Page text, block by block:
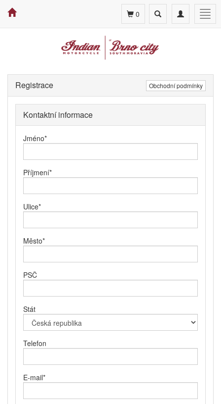
Toggle
navigation
Toggle
search
0
Registrace Obchodní podmínky
Kontaktní informace
Jméno*
Příjmení*
Ulice*
Město*
PSČ
Stát
Telefon
E-mail*